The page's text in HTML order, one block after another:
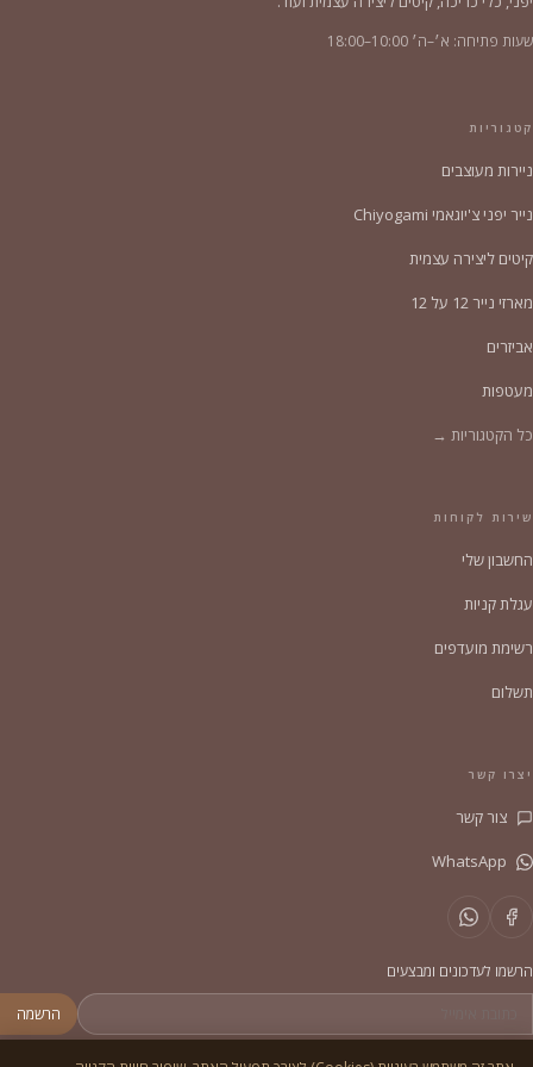
שעות פתיחה: א׳–ה׳ 10:00–18:00
קטגוריות
ניירות מעוצבים
נייר יפני צ'יוגאמי Chiyogami
קיטים ליצירה עצמית
מארזי נייר 12 על 12
אביזרים
מעטפות
כל הקטגוריות →
שירות לקוחות
החשבון שלי
עגלת קניות
רשימת מועדפים
תשלום
יצרו קשר
צור קשר
הרשמו לעדכונים ומבצעים
הרשמה